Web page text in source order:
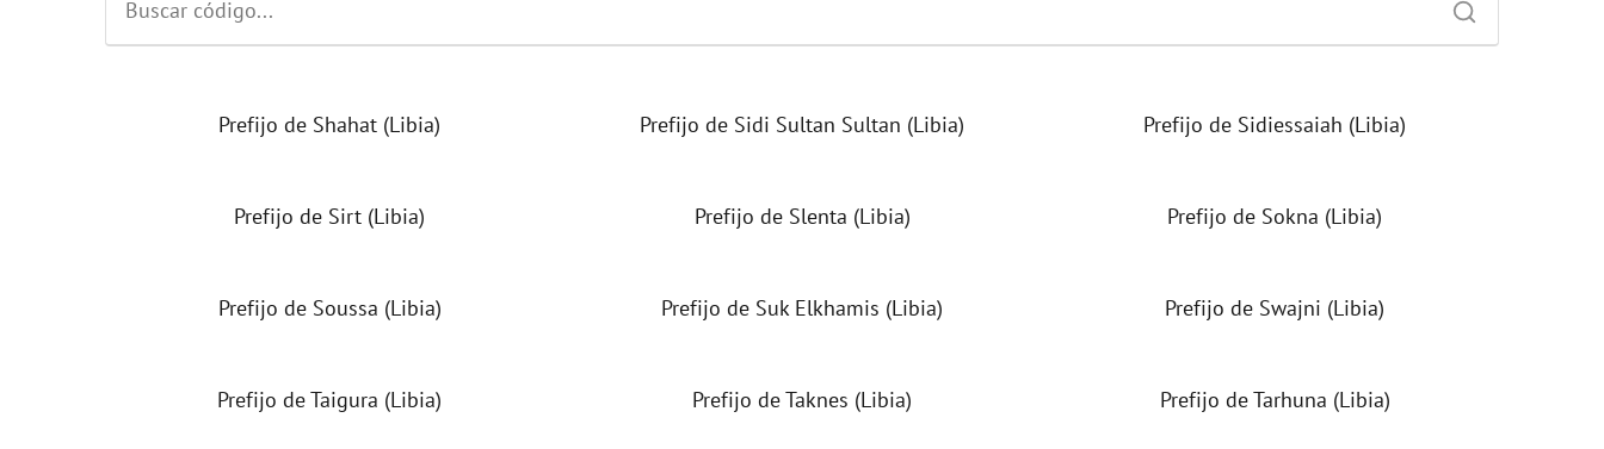
Prefijo de Shahat (Libia) Prefijo de Sidi Sultan Sultan (Libia) Prefijo de Sidiessaiah (Libia)
Prefijo de Sirt (Libia) Prefijo de Slenta (Libia) Prefijo de Sokna (Libia)
Prefijo de Soussa (Libia) Prefijo de Suk Elkhamis (Libia) Prefijo de Swajni (Libia)
Prefijo de Taigura (Libia) Prefijo de Taknes (Libia) Prefijo de Tarhuna (Libia)